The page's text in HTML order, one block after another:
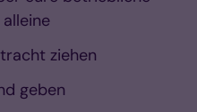
ziehen
geben